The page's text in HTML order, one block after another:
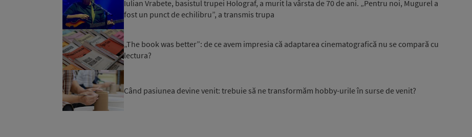
Iulian Vrabete, basistul trupei Holograf, a murit la vârsta de 70 de ani. „Pentru noi, Mugurel a
fost un punct de echilibru”, a transmis trupa
„The book was better”: de ce avem impresia că adaptarea cinematografică nu se compară cu
lectura?
Când pasiunea devine venit: trebuie să ne transformăm hobby-urile în surse de venit?